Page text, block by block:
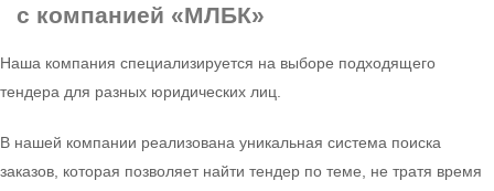
с компанией «МЛБК»
Наша компания специализируется на выборе подходящего
тендера для разных юридических лиц.
В нашей компании реализована уникальная система поиска
заказов, которая позволяет найти тендер по теме, не тратя время